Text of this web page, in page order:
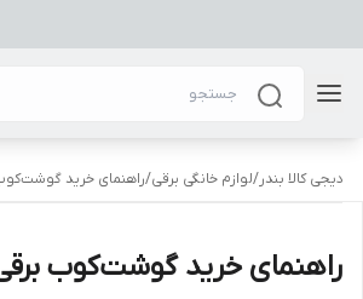
دیجی کالا بندر/لوازم خانگی برقی/راهنمای خرید گوشت‌کوب
راهنمای خرید گوشت‌کوب